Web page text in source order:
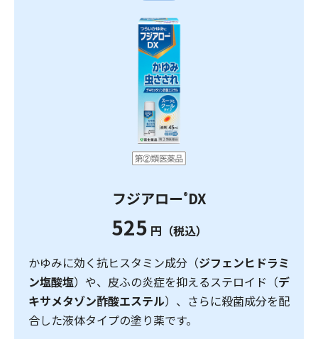
フジアロー®DX
525 円（税込）
かゆみに効く抗ヒスタミン成分（ジフェンヒドラミ
ン塩酸塩）や、皮ふの炎症を抑えるステロイド（デ
キサメタゾン酢酸エステル）、さらに殺菌成分を配
合した液体タイプの塗り薬です。